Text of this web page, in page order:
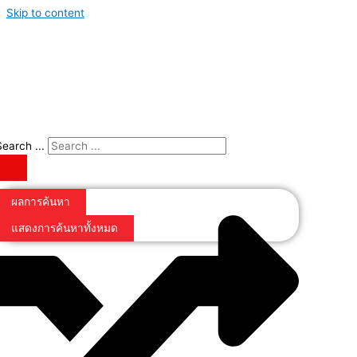
Skip to content
...
ผลการค้นหา
แสดงการค้นหาทั้งหมด